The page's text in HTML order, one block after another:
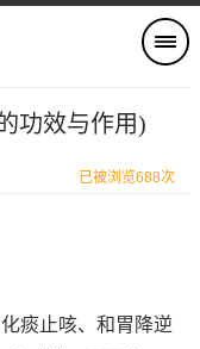
功效与作用)
已被浏览688次
痰止咳、和胃降逆